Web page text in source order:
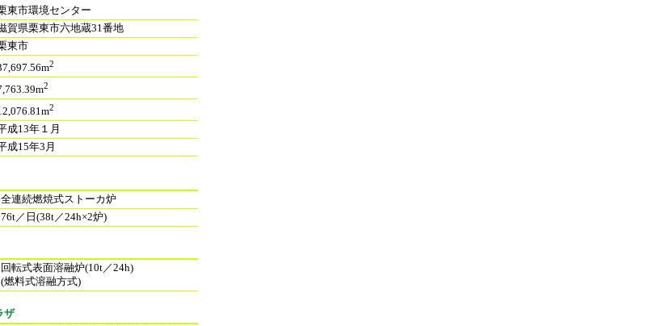
東市環境センター
賀県栗東市六地蔵31番地
東市
2
2
2
成13年１月
成15年3月
全連続燃焼式ストーカ炉
76t／日(38t／24h×2炉)
回転式表面溶融炉(10t／24h)
(燃料式溶融方式)
ザ